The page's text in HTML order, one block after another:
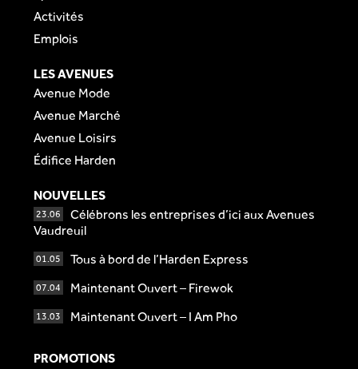
Activités
Emplois
LES AVENUES
Avenue Mode
Avenue Marché
Avenue Loisirs
Édifice Harden
NOUVELLES
23.06
Célébrons les entreprises d’ici aux Avenues
Vaudreuil
01.05 Tous à bord de l’Harden Express
07.04 Maintenant Ouvert – Firewok
13.03 Maintenant Ouvert – I Am Pho
PROMOTIONS